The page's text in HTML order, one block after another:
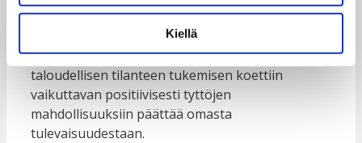
Kiellä
kohdistuvan väkivallan rankaisemiseksi nousivat
keskusteluissa esille. Myös äitien viikoittaisen
ajan järjestämisen keskustelulle ja vanhempien
taloudellisen tilanteen tukemisen koettiin
vaikuttavan positiivisesti tyttöjen
mahdollisuuksiin päättää omasta
tulevaisuudestaan.